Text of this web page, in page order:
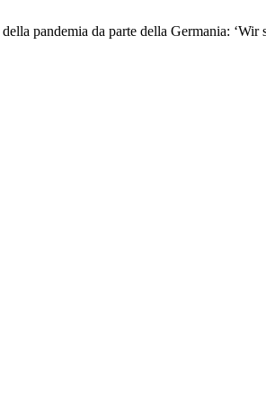
pandemia da parte della Germania: ‘Wir